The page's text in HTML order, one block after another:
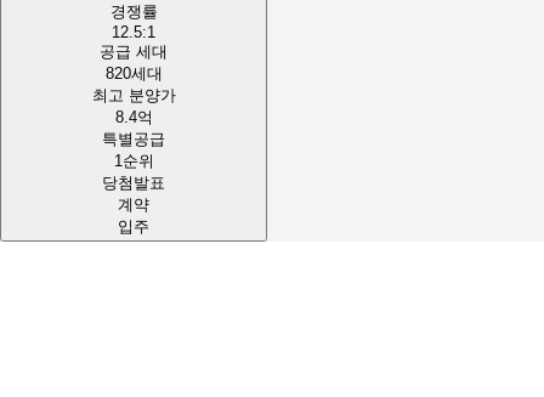
경쟁률
12.5:1
공급 세대
820세대
최고 분양가
8.4억
특별공급
1순위
당첨발표
계약
입주